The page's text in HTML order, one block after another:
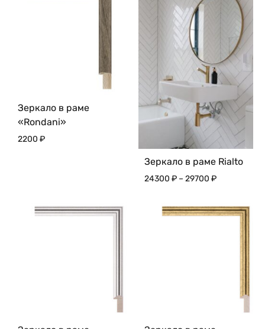
Зеркало в раме
«Rondani»
2200 ₽
Зеркало в раме Rialto
24300 ₽ – 29700 ₽Диапазон
–